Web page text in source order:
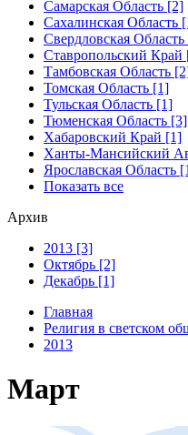
Самарская Область [2]
Сахалинская Область
Свердловская
Ставропольский Край
Тамбовская Область
Томская Область [1]
Тульская Область [1]
Тюменская Область [3]
Хабаровский Край [1]
Ханты-Мансийский
Ярославская Область
Показать все
Архив
2013 [3]
Октябрь [2]
Декабрь [1]
Главная
Религия в светском
2013
Март